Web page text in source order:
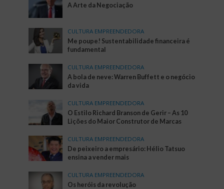
A Arte da Negociação
CULTURA EMPREENDEDORA
Me poupe! Sustentabilidade financeira é
fundamental
CULTURA EMPREENDEDORA
A bola de neve: Warren Buffett e o negócio
da vida
CULTURA EMPREENDEDORA
O Estilo Richard Branson de Gerir – As 10
Lições do Maior Construtor de Marcas
CULTURA EMPREENDEDORA
De peixeiro a empresário: Hélio Tatsuo
ensina a vender mais
CULTURA EMPREENDEDORA
Os heróis da revolução